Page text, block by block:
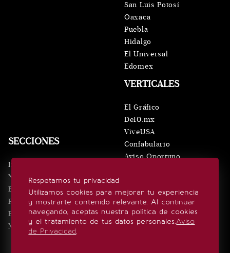
Respetamos tu privacidad
Utilizamos cookies para mejorar tu experiencia
y mostrarte contenido relevante. Al continuar
navegando, aceptas nuestra política de cookies
y el tratamiento de tus datos personales.Aviso
de Privacidad.
SECCIONES
Inicio
Noticias
Eventos
Realeza
Estilo de vida
Minuto x Minuto
VERTICALES
El Gráfico
De10.mx
ViveUSA
Confabulario
Aviso Oportuno
San Luis Potosí
Oaxaca
Puebla
Hidalgo
El Universal
Edomex
SÍGUENOS